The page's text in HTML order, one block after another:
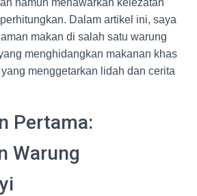
namun menawarkan kelezatan
Dalam artikel ini, saya
makan di salah satu warung
menghidangkan makanan khas
menggetarkan lidah dan cerita
Pertama:
Warung